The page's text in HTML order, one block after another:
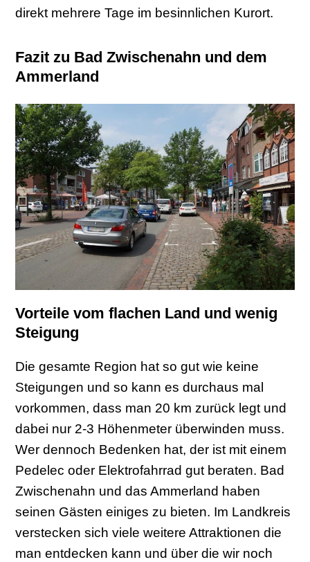
direkt mehrere Tage im besinnlichen Kurort.
Fazit zu Bad Zwischenahn und dem
Ammerland
Vorteile vom flachen Land und wenig
Steigung
Die gesamte Region hat so gut wie keine
Steigungen und so kann es durchaus mal
vorkommen, dass man 20 km zurück legt und
dabei nur 2-3 Höhenmeter überwinden muss.
Wer dennoch Bedenken hat, der ist mit einem
Pedelec oder Elektrofahrrad gut beraten. Bad
Zwischenahn und das Ammerland haben
seinen Gästen einiges zu bieten. Im Landkreis
verstecken sich viele weitere Attraktionen die
man entdecken kann und über die wir noch